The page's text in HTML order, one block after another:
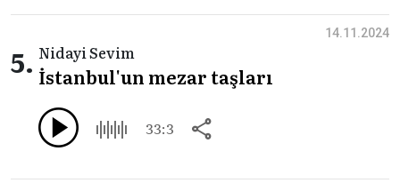
5. Nidayi Sevim
İstanbul'un mezar taşları
33:3
14.11.2024